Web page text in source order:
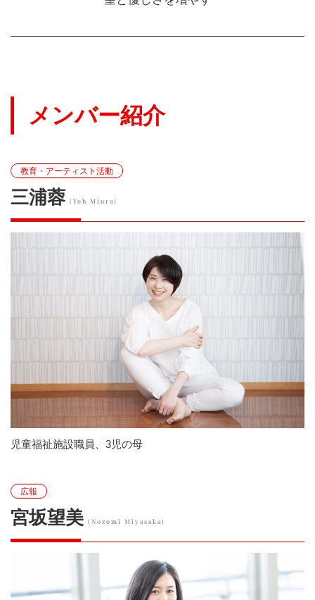
メンバー紹介
教育・アーティスト活動
三浦蓉 (Yoh Miura)
児童福祉施設職員、3児の母
広報
宮坂望美 (Nozomi Miyasaka)